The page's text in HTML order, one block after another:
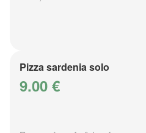
Pizza sardenia solo
9.00 €